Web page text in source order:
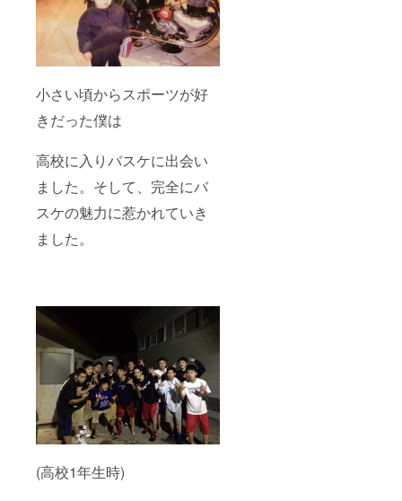
小さい頃からスポーツが好
きだった僕は
高校に入りバスケに出会い
ました。そして、完全にバ
スケの魅力に惹かれていき
ました。
(高校1年生時)